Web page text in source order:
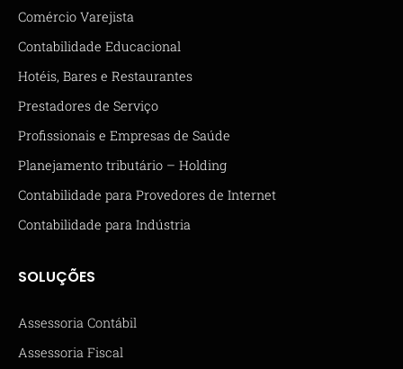
Comércio Varejista
Contabilidade Educacional
Hotéis, Bares e Restaurantes
Prestadores de Serviço
Profissionais e Empresas de Saúde
Planejamento tributário – Holding
Contabilidade para Provedores de Internet
Contabilidade para Indústria
SOLUÇÕES
Assessoria Contábil
Assessoria Fiscal